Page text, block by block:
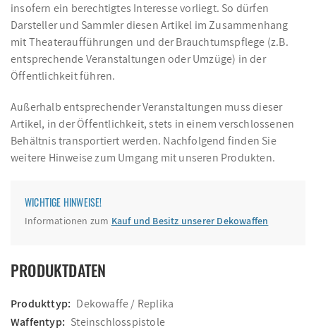
insofern ein berechtigtes Interesse vorliegt. So dürfen
Darsteller und Sammler diesen Artikel im Zusammenhang
mit Theateraufführungen und der Brauchtumspflege (z.B.
entsprechende Veranstaltungen oder Umzüge) in der
Öffentlichkeit führen.
Außerhalb entsprechender Veranstaltungen muss dieser
Artikel, in der Öffentlichkeit, stets in einem verschlossenen
Behältnis transportiert werden. Nachfolgend finden Sie
weitere Hinweise zum Umgang mit unseren Produkten.
WICHTIGE HINWEISE!
Informationen zum Kauf und Besitz unserer Dekowaffen
PRODUKTDATEN
Produkttyp: Dekowaffe / Replika
Waffentyp: Steinschlosspistole